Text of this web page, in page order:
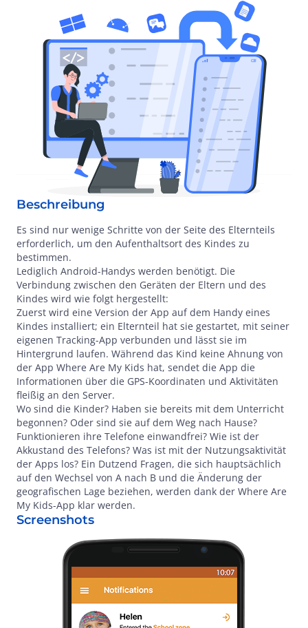
Beschreibung
Es sind nur wenige Schritte von der Seite des Elternteils
erforderlich, um den Aufenthaltsort des Kindes zu
bestimmen.
Lediglich Android-Handys werden benötigt. Die
Verbindung zwischen den Geräten der Eltern und des
Kindes wird wie folgt hergestellt:
Zuerst wird eine Version der App auf dem Handy eines
Kindes installiert; ein Elternteil hat sie gestartet, mit seiner
eigenen Tracking-App verbunden und lässt sie im
Hintergrund laufen. Während das Kind keine Ahnung von
der App Where Are My Kids hat, sendet die App die
Informationen über die GPS-Koordinaten und Aktivitäten
fleißig an den Server.
Wo sind die Kinder? Haben sie bereits mit dem Unterricht
begonnen? Oder sind sie auf dem Weg nach Hause?
Funktionieren ihre Telefone einwandfrei? Wie ist der
Akkustand des Telefons? Was ist mit der Nutzungsaktivität
der Apps los? Ein Dutzend Fragen, die sich hauptsächlich
auf den Wechsel von A nach B und die Änderung der
geografischen Lage beziehen, werden dank der Where Are
My Kids-App klar werden.
Screenshots